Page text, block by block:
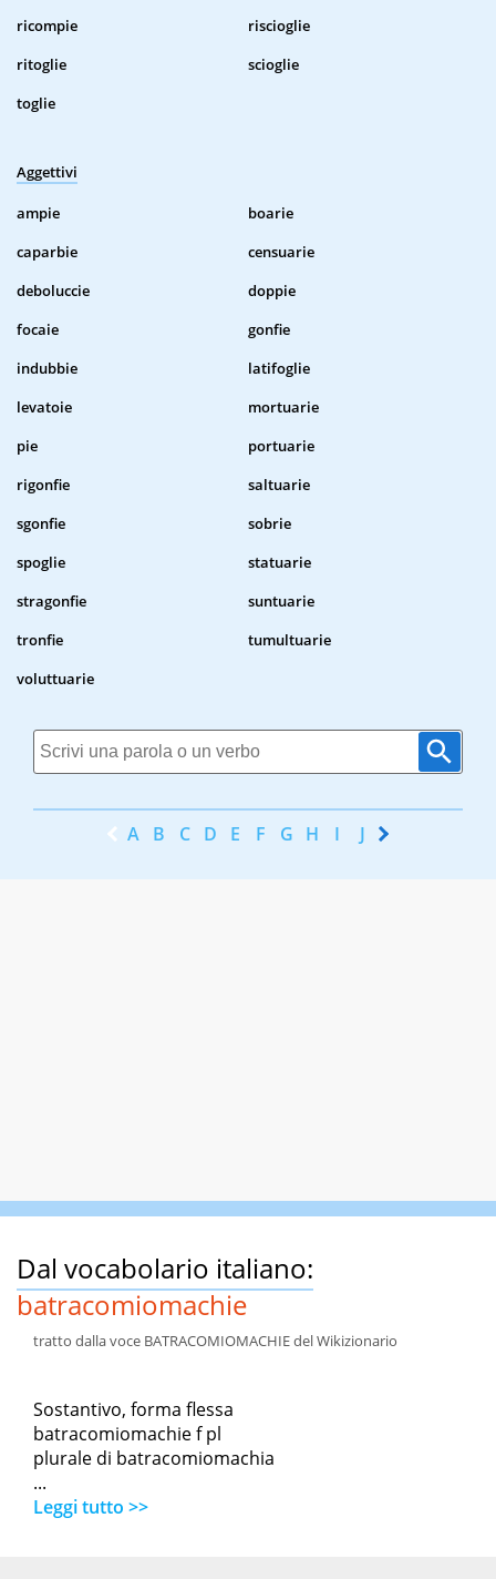
ricompie
riscioglie
ritoglie
scioglie
toglie
Aggettivi
ampie
boarie
caparbie
censuarie
deboluccie
doppie
focaie
gonfie
indubbie
latifoglie
levatoie
mortuarie
pie
portuarie
rigonfie
saltuarie
sgonfie
sobrie
spoglie
statuarie
stragonfie
suntuarie
tronfie
tumultuarie
voluttuarie
A B C D E F G H I J K
Dal vocabolario italiano:
batracomiomachie
tratto dalla voce BATRACOMIOMACHIE del Wikizionario
Sostantivo, forma flessa
batracomiomachie f pl
plurale di batracomiomachia
...
Leggi tutto >>